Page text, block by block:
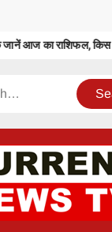
का राशिफल, किस